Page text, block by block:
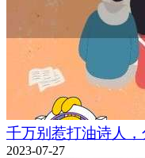
千万别惹打油诗人
2023-07-27